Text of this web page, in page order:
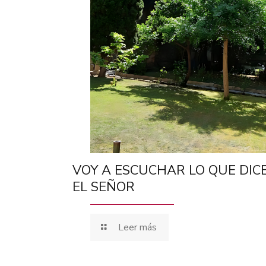
VOY A ESCUCHAR LO QUE
EL SEÑOR
Leer más